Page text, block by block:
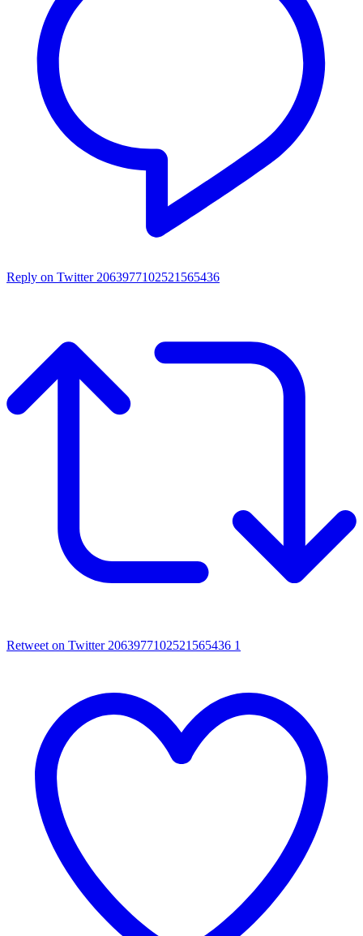
Reply on Twitter 2063977102521565436
Retweet on Twitter 2063977102521565436 1